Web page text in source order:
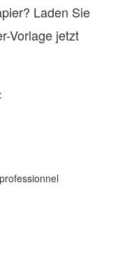
Laden Sie
Vorlage jetzt